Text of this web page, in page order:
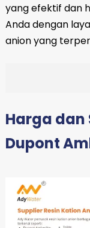
yang efektif dan
Anda dengan
anion yang
Harga dan
Dupont